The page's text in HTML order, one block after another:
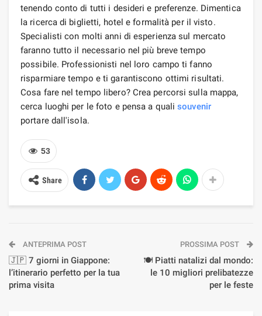
tenendo conto di tutti i desideri e preferenze. Dimentica
la ricerca di biglietti, hotel e formalità per il visto.
Specialisti con molti anni di esperienza sul mercato
faranno tutto il necessario nel più breve tempo
possibile. Professionisti nel loro campo ti fanno
risparmiare tempo e ti garantiscono ottimi risultati.
Cosa fare nel tempo libero? Crea percorsi sulla mappa,
cerca luoghi per le foto e pensa a qualisouvenir
portare dall'isola.
53
Share
ANTEPRIMA POST
🇯🇵 7 giorni in Giappone:
l’itinerario perfetto per la tua
prima visita
PROSSIMA POST
🍽️ Piatti natalizi dal mondo:
le 10 migliori prelibatezze
per le feste